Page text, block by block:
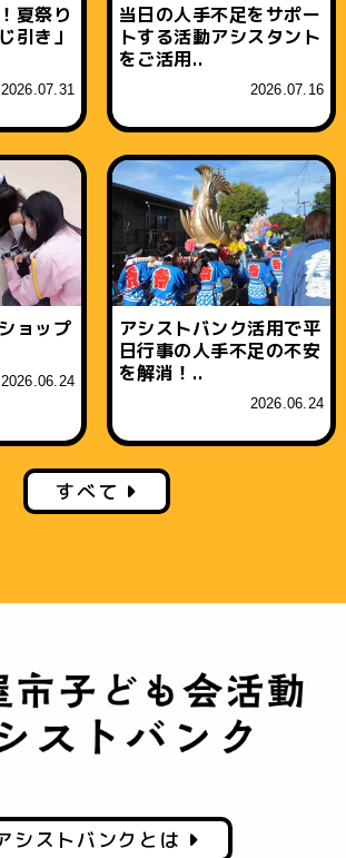
夏祭り
引き」
2026.07.31
当日の人手不足をサポー
トする活動アシスタント
をご活用..
2026.07.16
ョップ
2026.06.24
アシストバンク活用で平
日行事の人手不足の不安
を解消！..
2026.06.24
すべて
シストバンクとは